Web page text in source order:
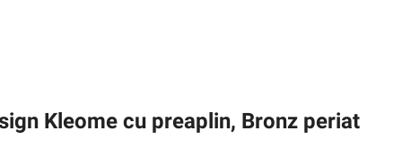
Kleome cu preaplin, Bronz periat